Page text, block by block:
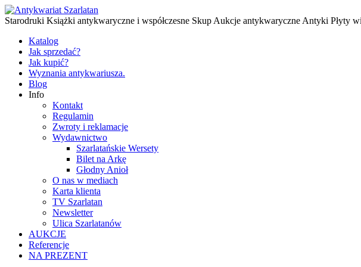
Starodruki Książki antykwaryczne i współczesne Skup Aukcje antykwaryczne Antyki Płyty
Katalog
Jak sprzedać?
Jak kupić?
Wyznania antykwariusza.
Blog
Info
Kontakt
Regulamin
Zwroty i reklamacje
Wydawnictwo
Szarlatańskie Wersety
Bilet na Arkę
Głodny Anioł
O nas w mediach
Karta klienta
TV Szarlatan
Newsletter
Ulica Szarlatanów
AUKCJE
Referencje
NA PREZENT